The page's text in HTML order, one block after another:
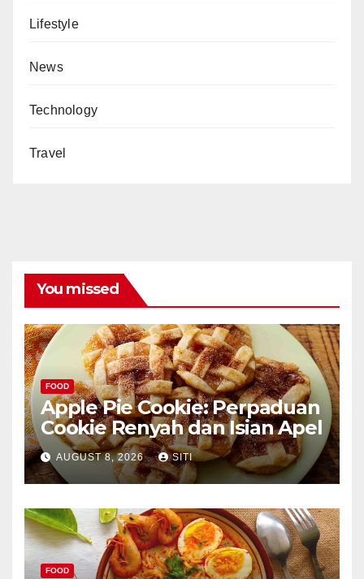
Lifestyle
News
Technology
Travel
You missed
FOOD
Apple Pie Cookie: Perpaduan
Cookie Renyah dan Isian Apel
AUGUST 8, 2026 SITI
FOOD